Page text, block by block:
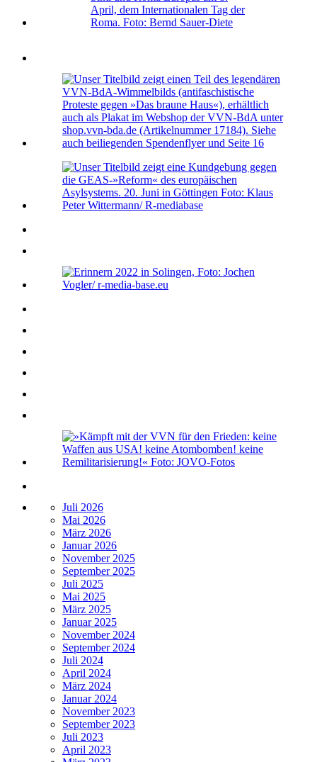
Juli 2026
Mai 2026
März 2026
Januar 2026
November 2025
September 2025
Juli 2025
Mai 2025
März 2025
Januar 2025
November 2024
September 2024
Juli 2024
April 2024
März 2024
Januar 2024
November 2023
September 2023
Juli 2023
April 2023